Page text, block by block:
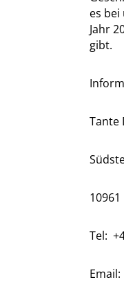
es
Jahr
gibt.
Tante
Tel: